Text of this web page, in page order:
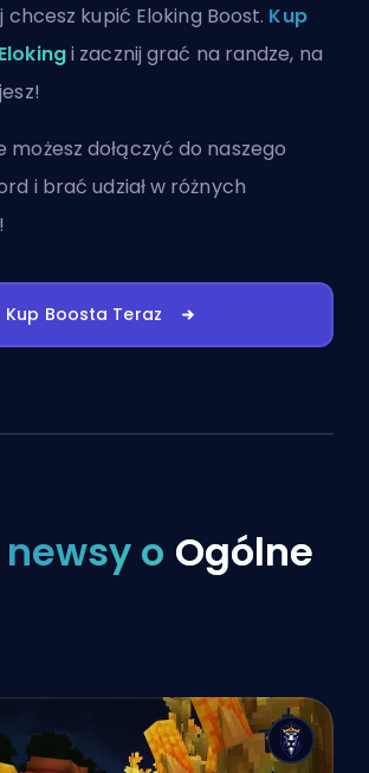
kupić Eloking Boost. Kup
i zacznij grać na randze, na
możeszdołączyć do naszego
i brać udział w różnych
Kup Boosta Teraz
o Ogólne